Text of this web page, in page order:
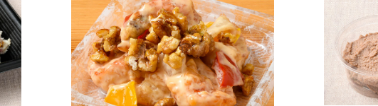
バルサミコ酢ドレッシングでどう
ぞ。